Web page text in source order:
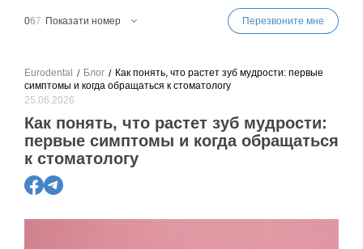
067 Показати номер
063 Показати номер
063 Показати номер
044 Показати номер
Перезвоните мне
Eurodental Блог
Как понять, что растет зуб мудрости: первые
симптомы и когда обращаться к стоматологу
25.06.2026
Как понять, что растет зуб мудрости:
первые симптомы и когда обращаться
к стоматологу